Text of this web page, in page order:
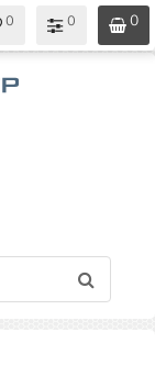
0
0
0